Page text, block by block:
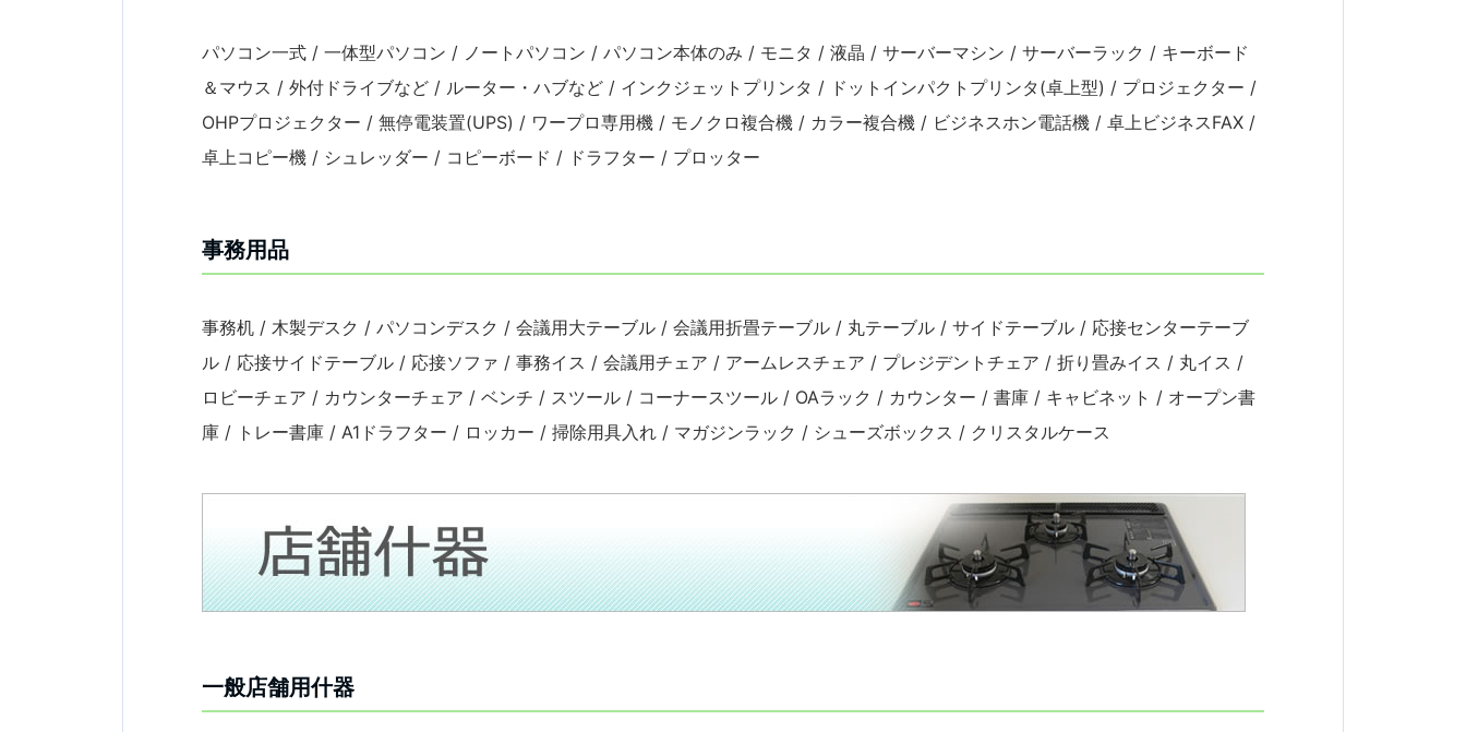
パソコン一式 / 一体型パソコン / ノートパソコン / パソコン本体のみ / モニタ / 液晶 / サーバーマシン / サーバーラック / キーボード
＆マウス / 外付ドライブなど / ルーター・ハブなど / インクジェットプリンタ / ドットインパクトプリンタ(卓上型) / プロジェクター /
OHPプロジェクター / 無停電装置(UPS) / ワープロ専用機 / モノクロ複合機 / カラー複合機 / ビジネスホン電話機 / 卓上ビジネスFAX /
卓上コピー機 / シュレッダー / コピーボード / ドラフター / プロッター
事務用品
事務机 / 木製デスク / パソコンデスク / 会議用大テーブル / 会議用折畳テーブル / 丸テーブル / サイドテーブル / 応接センターテーブ
ル / 応接サイドテーブル / 応接ソファ / 事務イス / 会議用チェア / アームレスチェア / プレジデントチェア / 折り畳みイス / 丸イス /
ロビーチェア / カウンターチェア / ベンチ / スツール / コーナースツール / OAラック / カウンター / 書庫 / キャビネット / オープン書
庫 / トレー書庫 / A1ドラフター / ロッカー / 掃除用具入れ / マガジンラック / シューズボックス / クリスタルケース
一般店舗用什器